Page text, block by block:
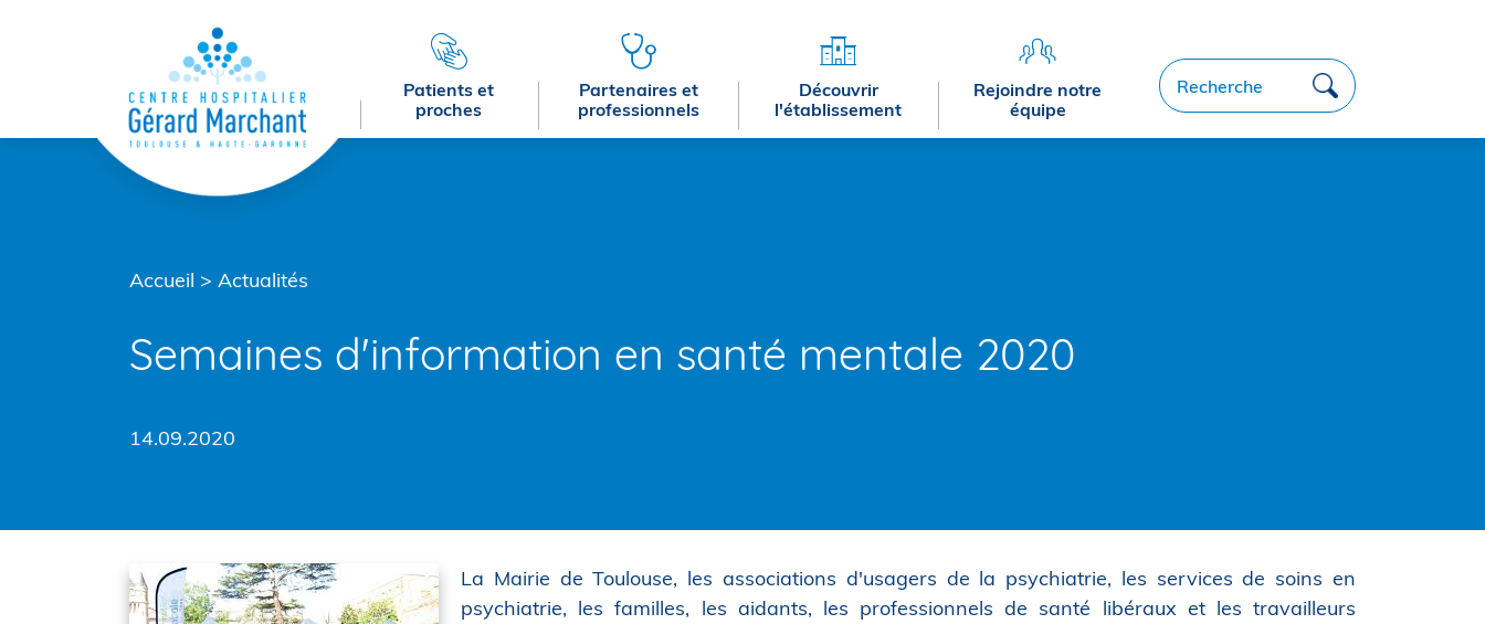
Patients et
proches
Partenaires et
professionnels
Découvrir
l'établissement
Rejoindre notre
équipe
Recherche
Accueil > Actualités
Semaines d'information en santé mentale 2020
14.09.2020
La Mairie de Toulouse, les associations d'usagers de la psychiatrie, les services de soins en
psychiatrie, les familles, les aidants, les professionnels de santé libéraux et les travailleurs